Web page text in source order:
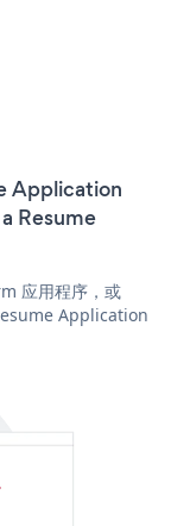
Application
Resume
应用程序，或
Application